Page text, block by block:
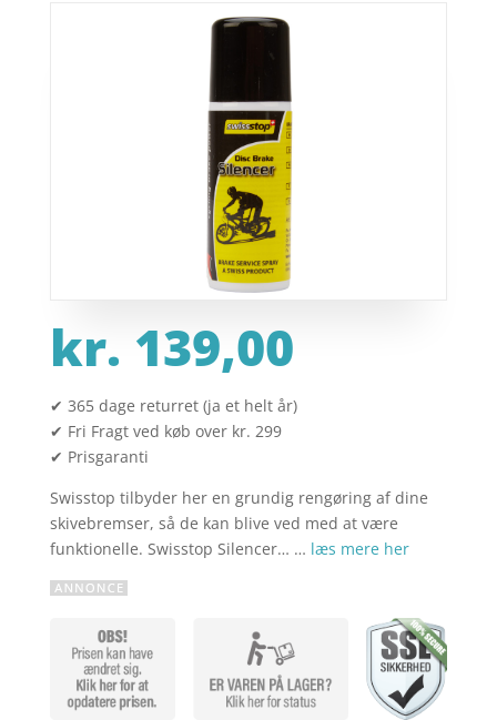
kr. 139,00
✔ 365 dage returret (ja et helt år)
✔ Fri Fragt ved køb over kr. 299
✔ Prisgaranti
Swisstop tilbyder her en grundig rengøring af dine
skivebremser, så de kan blive ved med at være
funktionelle. Swisstop Silencer… … læs mere her